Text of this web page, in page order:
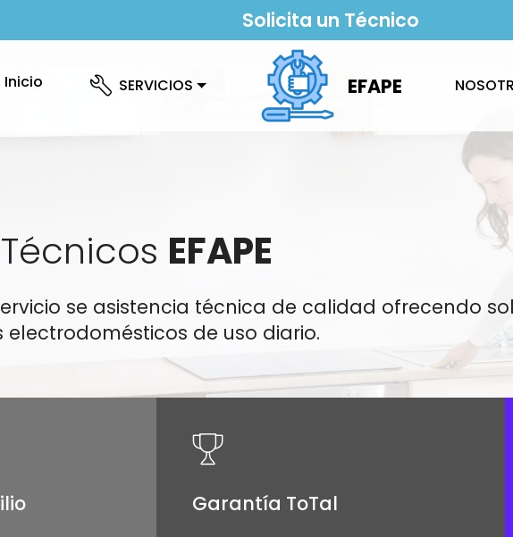
Solicita un Técnico
Inicio SERVICIOS EFAPE
EFAPE
se asistencia técnica de calidad ofrecendo
electrodomésticos de uso diario.
Garantía ToTal